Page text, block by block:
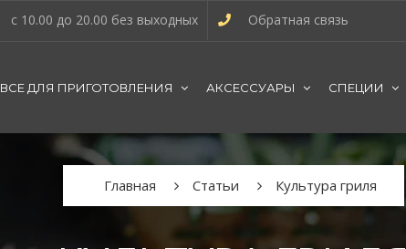
с 10.00 до 20.00 без выходных Обратная связь
ВСЕ ДЛЯ ПРИГОТОВЛЕНИЯ АКСЕССУАРЫ СПЕЦИИ
Главная Статьи Культура гриля